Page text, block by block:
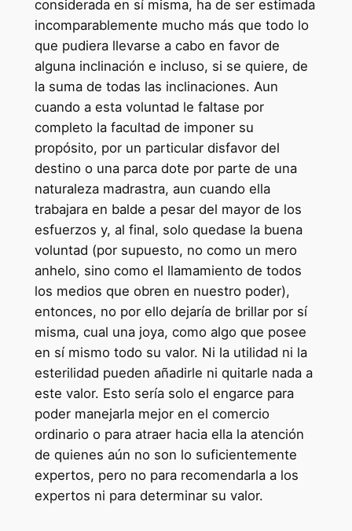
considerada en sí misma, ha de ser estimada
incomparablemente mucho más que todo lo
que pudiera llevarse a cabo en favor de
alguna inclinación e incluso, si se quiere, de
la suma de todas las inclinaciones. Aun
cuando a esta voluntad le faltase por
completo la facultad de imponer su
propósito, por un particular disfavor del
destino o una parca dote por parte de una
naturaleza madrastra, aun cuando ella
trabajara en balde a pesar del mayor de los
esfuerzos y, al final, solo quedase la buena
voluntad (por supuesto, no como un mero
anhelo, sino como el llamamiento de todos
los medios que obren en nuestro poder),
entonces, no por ello dejaría de brillar por sí
misma, cual una joya, como algo que posee
en sí mismo todo su valor. Ni la utilidad ni la
esterilidad pueden añadirle ni quitarle nada a
este valor. Esto sería solo el engarce para
poder manejarla mejor en el comercio
ordinario o para atraer hacia ella la atención
de quienes aún no son lo suficientemente
expertos, pero no para recomendarla a los
expertos ni para determinar su valor.